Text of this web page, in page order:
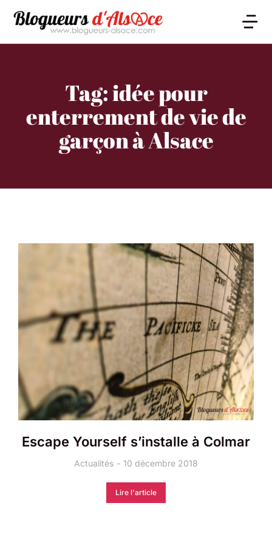
Tag: idée pour
enterrement de vie de
garçon à Alsace
Escape Yourself s’installe à Colmar
Actualités 10 décembre 2018
Lire l'article